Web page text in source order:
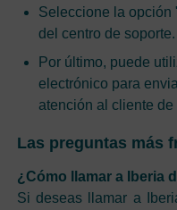
Seleccione la opción
del centro de soporte.
Por último, puede
electrónico para
atención al cliente de
Las preguntas más
¿Cómo llamar a Iberia
Si deseas llamar a